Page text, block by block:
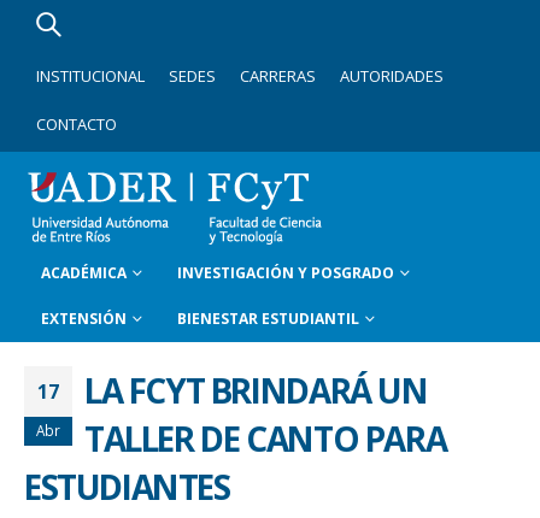
INSTITUCIONAL SEDES CARRERAS AUTORIDADES
CONTACTO
ACADÉMICA INVESTIGACIÓN Y POSGRADO
EXTENSIÓN BIENESTAR ESTUDIANTIL
17
Abr
LA FCYT BRINDARÁ UN
TALLER DE CANTO PARA
ESTUDIANTES